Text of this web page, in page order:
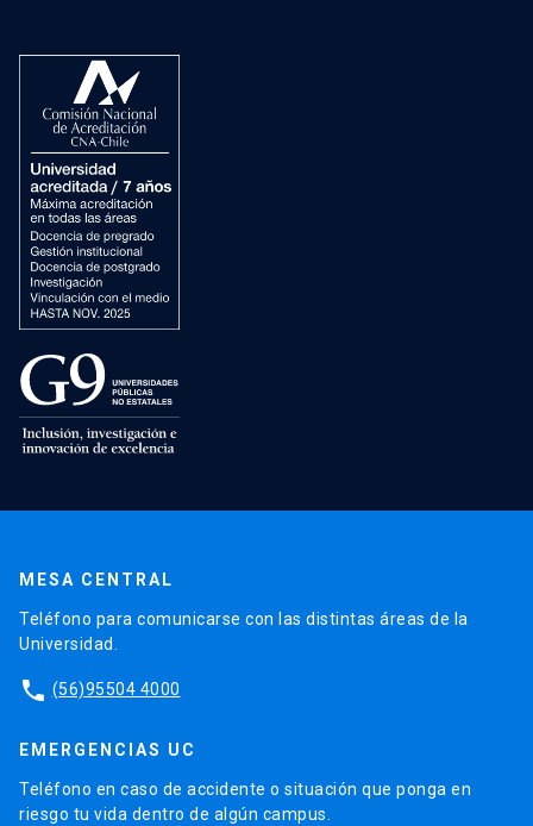
MESA CENTRAL
Teléfono para comunicarse con las distintas áreas de la
Universidad.
phone (56)95504 4000
EMERGENCIAS UC
Teléfono en caso de accidente o situación que ponga en
riesgo tu vida dentro de algún campus.